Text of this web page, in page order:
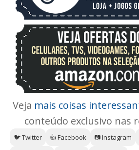
Veja mais coisas
conteúdo exclusivo nas
🐦 Twitter 👍 Facebook 📷 Instagram